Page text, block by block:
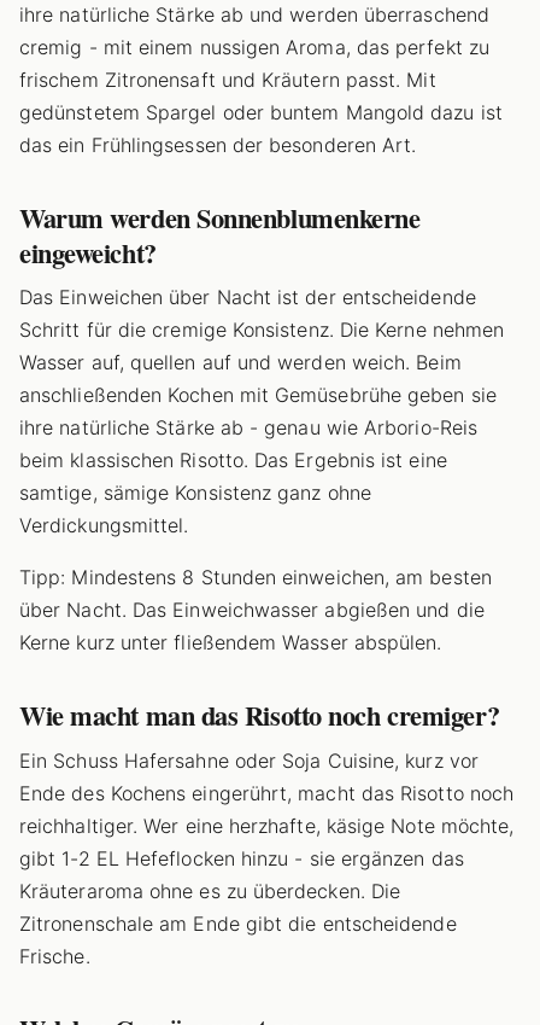
ihre natürliche Stärke ab und werden überraschend
cremig - mit einem nussigen Aroma, das perfekt zu
frischem Zitronensaft und Kräutern passt. Mit
gedünstetem Spargel oder buntem Mangold dazu ist
das ein Frühlingsessen der besonderen Art.
Warum werden Sonnenblumenkerne
eingeweicht?
Das Einweichen über Nacht ist der entscheidende
Schritt für die cremige Konsistenz. Die Kerne nehmen
Wasser auf, quellen auf und werden weich. Beim
anschließenden Kochen mit Gemüsebrühe geben sie
ihre natürliche Stärke ab - genau wie Arborio-Reis
beim klassischen Risotto. Das Ergebnis ist eine
samtige, sämige Konsistenz ganz ohne
Verdickungsmittel.
Tipp: Mindestens 8 Stunden einweichen, am besten
über Nacht. Das Einweichwasser abgießen und die
Kerne kurz unter fließendem Wasser abspülen.
Wie macht man das Risotto noch cremiger?
Ein Schuss Hafersahne oder Soja Cuisine, kurz vor
Ende des Kochens eingerührt, macht das Risotto noch
reichhaltiger. Wer eine herzhafte, käsige Note möchte,
gibt 1-2 EL Hefeflocken hinzu - sie ergänzen das
Kräuteraroma ohne es zu überdecken. Die
Zitronenschale am Ende gibt die entscheidende
Frische.